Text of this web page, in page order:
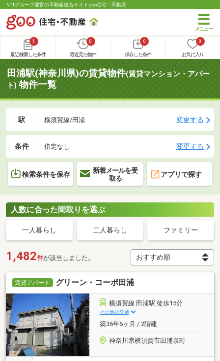
NTTグループ運営の不動産総合サイト goo住宅・不動産
1
最近検索した条件
0
最近見た物件
0
保存した条件
0
お気に入り
田浦駅(神奈川県)の賃貸物件(賃貸マンション・アパー
ト) 物件一覧
駅 横須賀線/田浦 変更する
条件 指定なし 変更する
検索条件を保存
新着メールを受
取る
アプリで探す
人数に合った間取りを選ぶ
一人暮らし 二人暮らし ファミリー
1,482件が該当しました。
賃貸アパート グリーン・コーポ田浦
横須賀線 田浦駅 徒歩15分
その他の交通
築36年6ヶ月 / 2階建
神奈川県横須賀市田浦泉町